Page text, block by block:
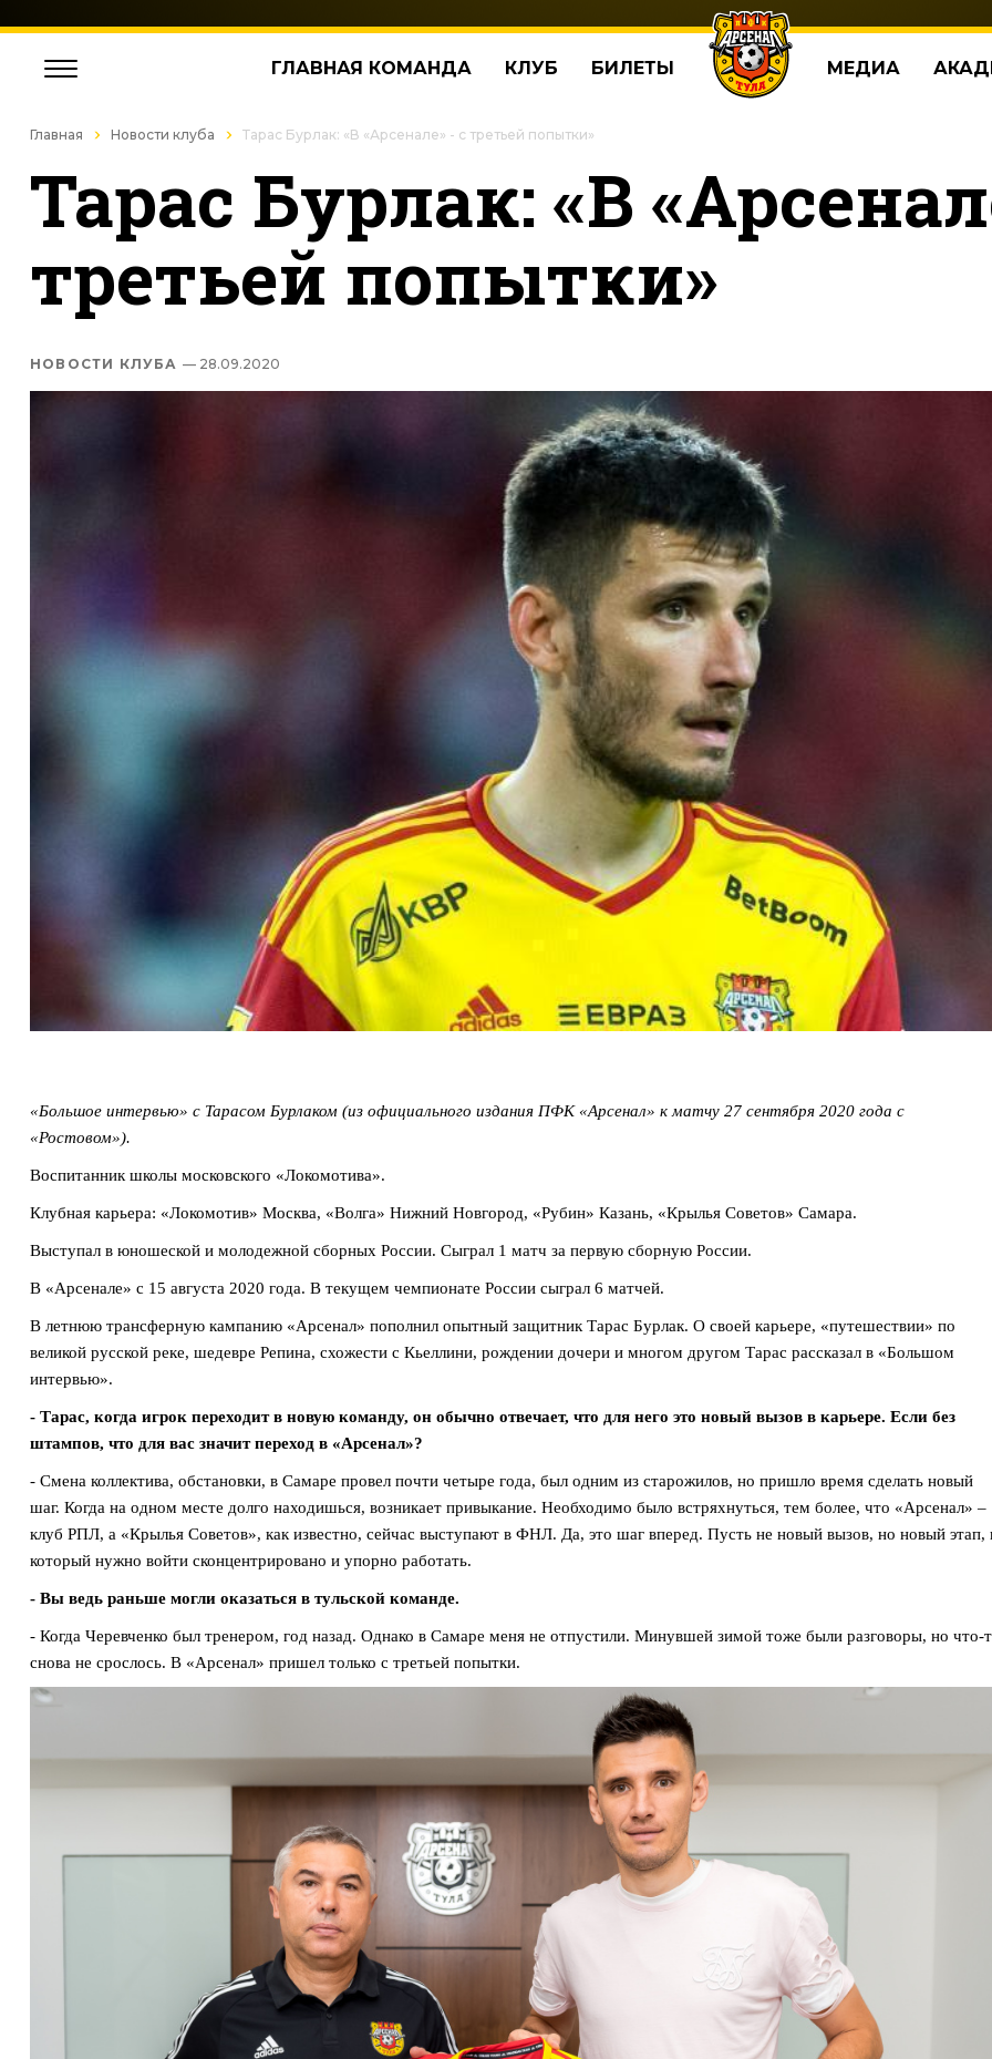
ГЛАВНАЯ КОМАНДА КЛУБ БИЛЕТЫ МЕДИА
Главная Новости клуба Тарас Бурлак: «В «Арсенале» - с третьей попытки»
Тарас Бурлак: «В
третьей попытки»
НОВОСТИ КЛУБА — 28.09.2020
«Большое интервью» с Тарасом Бурлаком (из официального издания ПФК «Арсенал» к матчу 27 сентября 2020 года с
«Ростовом»).
Воспитанник школы московского «Локомотива».
Клубная карьера: «Локомотив» Москва, «Волга» Нижний Новгород, «Рубин» Казань, «Крылья Советов» Самара.
Выступал в юношеской и молодежной сборных России. Сыграл 1 матч за первую сборную России.
В «Арсенале» с 15 августа 2020 года. В текущем чемпионате России сыграл 6 матчей.
В летнюю трансферную кампанию «Арсенал» пополнил опытный защитник Тарас Бурлак. О своей карьере, «путешествии» по
великой русской реке, шедевре Репина, схожести с Кьеллини, рождении дочери и многом другом Тарас рассказал в «Большом
интервью».
- Тарас, когда игрок переходит в новую команду, он обычно отвечает, что для него это новый вызов в карьере. Если без
штампов, что для вас значит переход в «Арсенал»?
- Смена коллектива, обстановки, в Самаре провел почти четыре года, был одним из старожилов, но пришло время сделать новый
шаг. Когда на одном месте долго находишься, возникает привыкание. Необходимо было встряхнуться, тем более, что «Арсенал» –
клуб РПЛ, а «Крылья Советов», как известно, сейчас выступают в ФНЛ. Да, это шаг вперед. Пусть не новый вызов, но новый этап,
который нужно войти сконцентрировано и упорно работать.
- Вы ведь раньше могли оказаться в тульской команде.
- Когда Черевченко был тренером, год назад. Однако в Самаре меня не отпустили. Минувшей зимой тоже были разговоры, но что-
снова не срослось. В «Арсенал» пришел только с третьей попытки.